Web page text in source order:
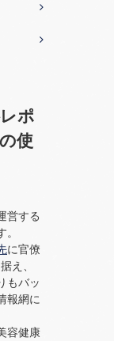
ポ
使
営する
に官僚
え、
もバッ
報網に
容健康